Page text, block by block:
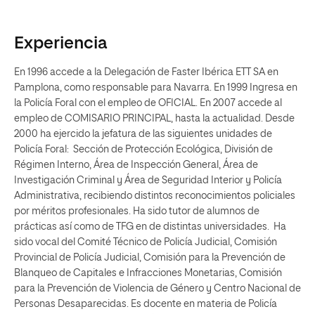
Experiencia
En 1996 accede a la Delegación de Faster Ibérica ETT SA en
Pamplona, como responsable para Navarra. En 1999 Ingresa en
la Policía Foral con el empleo de OFICIAL. En 2007 accede al
empleo de COMISARIO PRINCIPAL, hasta la actualidad. Desde
2000 ha ejercido la jefatura de las siguientes unidades de
Policía Foral: Sección de Protección Ecológica, División de
Régimen Interno, Área de Inspección General, Área de
Investigación Criminal y Área de Seguridad Interior y Policía
Administrativa, recibiendo distintos reconocimientos policiales
por méritos profesionales. Ha sido tutor de alumnos de
prácticas así como de TFG en de distintas universidades. Ha
sido vocal del Comité Técnico de Policía Judicial, Comisión
Provincial de Policía Judicial, Comisión para la Prevención de
Blanqueo de Capitales e Infracciones Monetarias, Comisión
para la Prevención de Violencia de Género y Centro Nacional de
Personas Desaparecidas. Es docente en materia de Policía